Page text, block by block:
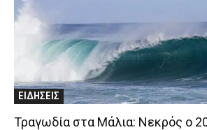
ΕΙΔΗΣΕΙΣ
Τραγωδία στα Μάλια: Νεκρός ο